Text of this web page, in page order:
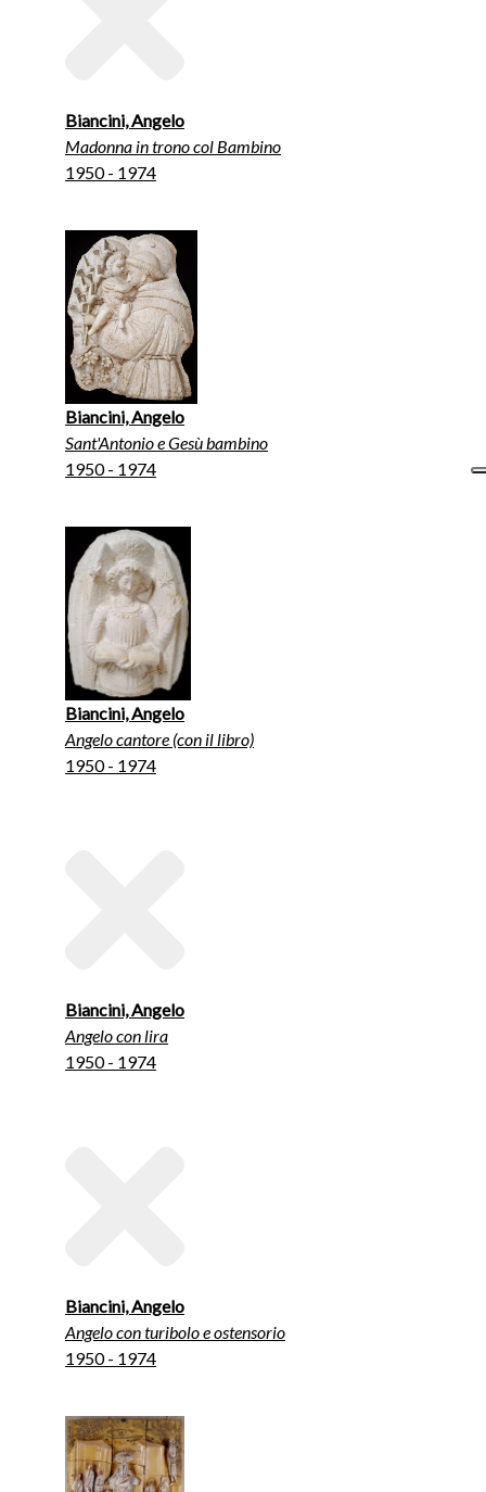
Biancini, Angelo
Madonna in trono col Bambino
1950 - 1974
Biancini, Angelo
Sant'Antonio e Gesù bambino
1950 - 1974
Biancini, Angelo
Angelo cantore (con il libro)
1950 - 1974
Biancini, Angelo
Angelo con lira
1950 - 1974
Biancini, Angelo
Angelo con turibolo e ostensorio
1950 - 1974